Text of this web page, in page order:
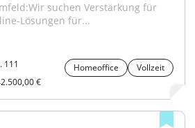
suchen Verstärkung für
Lösungen für...
111 Homeoffice
Vollzeit
€